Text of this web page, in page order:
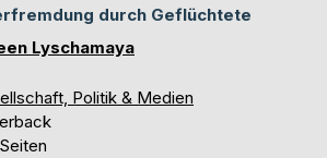
durch Geflüchtete
Lyschamaya
Politik & Medien